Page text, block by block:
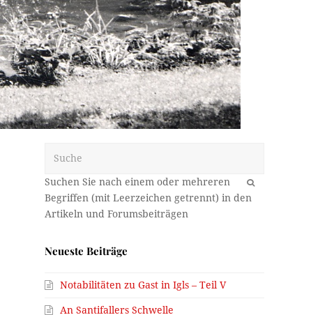
OK
Neueste Beiträge
Notabilitäten zu Gast in Igls – Teil V
An Santifallers Schwelle